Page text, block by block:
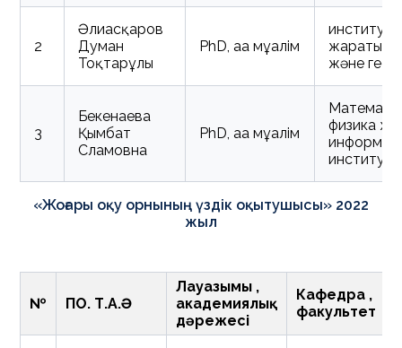
2
Әлиасқаров
Думан
Тоқтарұлы
PhD, аға мұғалім
институт
және
3
Бекенаева
Қымбат
Сламовна
PhD, аға мұғалім
физика
институты
«Жоғары оқу орнының үздік оқытушысы» 2022
жыл
№ ПОҚ. Т.А.Ә
Лауазымы ,
академиялық
дәрежесі
Кафедра ,
факультет